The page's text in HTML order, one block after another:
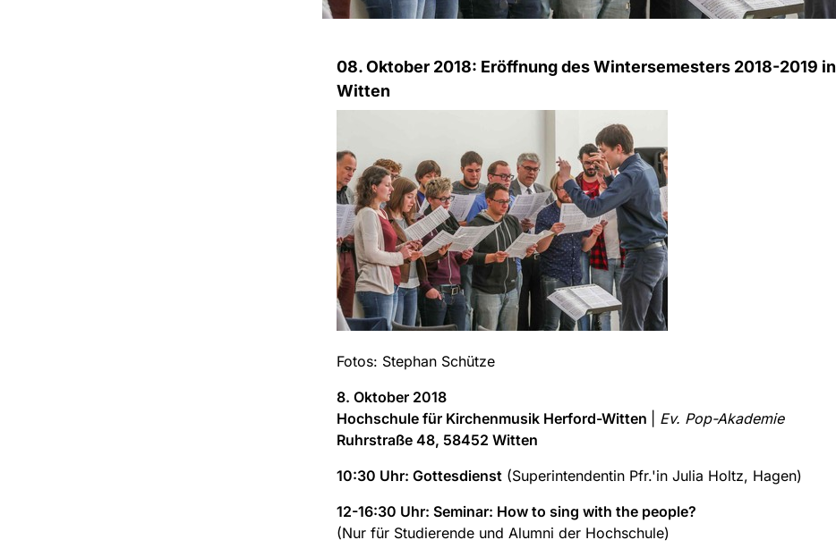
08. Oktober 2018: Eröffnung des Wintersemesters 2018-2019 in
Witten
Fotos: Stephan Schütze
8. Oktober 2018
Hochschule für Kirchenmusik Herford-Witten
Ev. Pop-Akademie
Ruhrstraße 48, 58452 Witten
10:30 Uhr: Gottesdienst(Superintendentin Pfr.'in Julia Holtz, Hagen)
12-16:30 Uhr: Seminar: How to sing with the people?
(Nur für Studierende und Alumni der Hochschule)